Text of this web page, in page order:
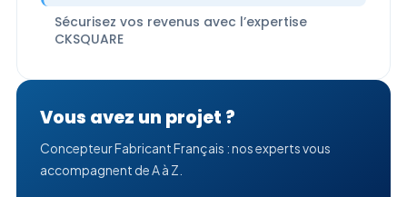
Sécurisez vos revenus avec l’expertise
CKSQUARE
Vous avez un projet ?
Concepteur Fabricant Français : nos experts vous
accompagnent de A à Z.